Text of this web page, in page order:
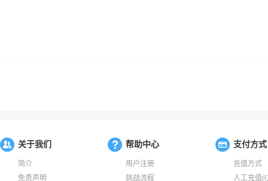
关于我们
简介
免责声明
帮助中心
用户注册
挑战流程
支付方式
充值方式
人工充值